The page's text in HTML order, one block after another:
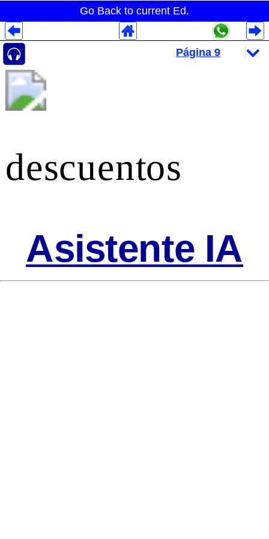
Go Back to current Ed.
descuentos
Asistente IA
Despliegues Analytics
Despliegues Totales
Despliegues por Rubros